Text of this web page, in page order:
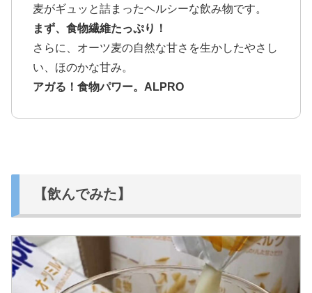
麦がギュッと詰まったヘルシーな飲み物です。
まず、食物繊維たっぷり！
さらに、オーツ麦の自然な甘さを生かしたやさし
い、ほのかな甘み。
アガる！食物パワー。ALPRO
【飲んでみた】